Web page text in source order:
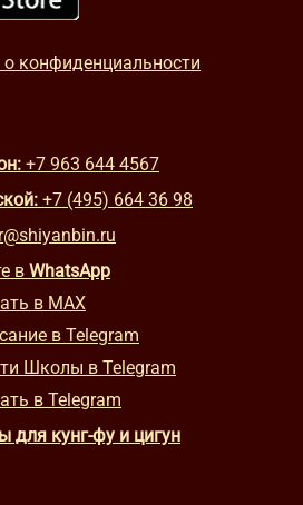
конфиденциальности
+7 963 644 4567
+7 (495) 664 36 98
в WhatsApp
в MAX
в Telegram
Школы в Telegram
в Telegram
для кунг-фу и цигун